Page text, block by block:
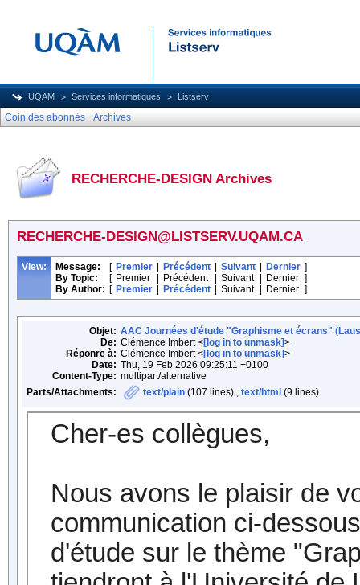
UQAM Services informatiques Listserv
Coin des abonnés Archives
RECHERCHE-DESIGN Archives
RECHERCHE-DESIGN@LISTSERV.UQAM.CA
View: Message: [ Premier Précédent Suivant Dernier ]
By Topic:
[ Premier Précédent Suivant Dernier ]
By Author: [ Premier Précédent Suivant Dernier ]
Objet: AAC Journées d'étude "Graphisme et écrans"
De: Clémence Imbert <[log in to unmask]>
Réponre à: Clémence Imbert <[log in to unmask]>
Date: Thu, 19 Feb 2026 09:25:11 +0100
Content-Type: multipart/alternative
Parts/Attachments:
text/plain (107 lines) , text/html (9 lines)